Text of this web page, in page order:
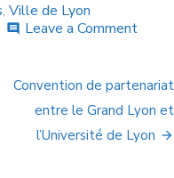
, Ville de Lyon
comment Leave a Comment
Convention de partenariat
entre le Grand Lyon et
l’Université de Lyon